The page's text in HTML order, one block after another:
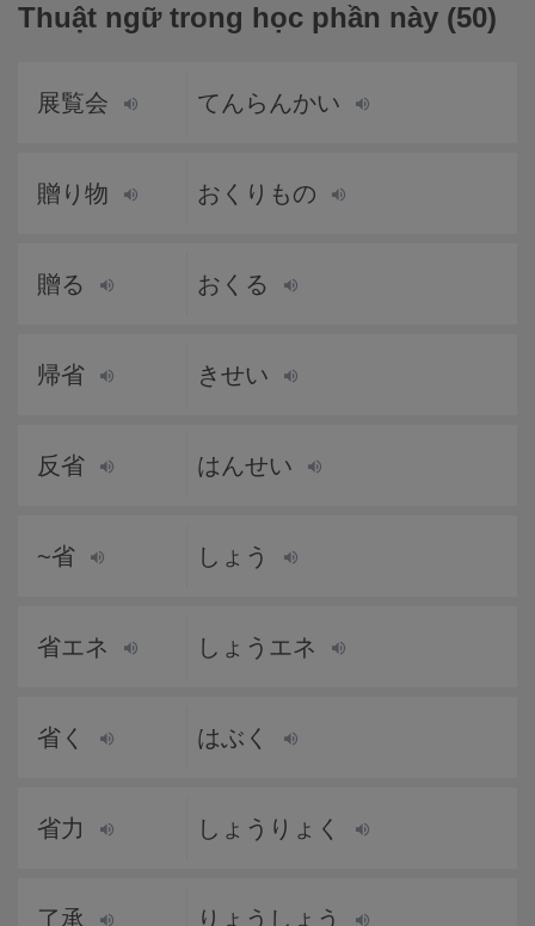
Thuật ngữ trong học phần này (50)
展覧会 てんらんかい
贈り物 おくりもの
贈る おくる
帰省 きせい
反省 はんせい
~省 しょう
省エネ しょうエネ
省く はぶく
省力 しょうりょく
了承 りょうしょう